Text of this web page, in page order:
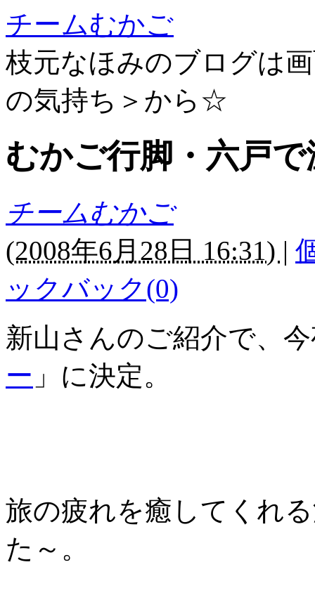
チームむかご
枝元なほみのブログは
の気持ち＞から☆
むかご行脚・六戸
チームむかご
(2008年6月28日 16:31) |
ックバック(0)
新山さんのご紹介で、
ー 」に決定。
旅の疲れを癒してくれ
た～。